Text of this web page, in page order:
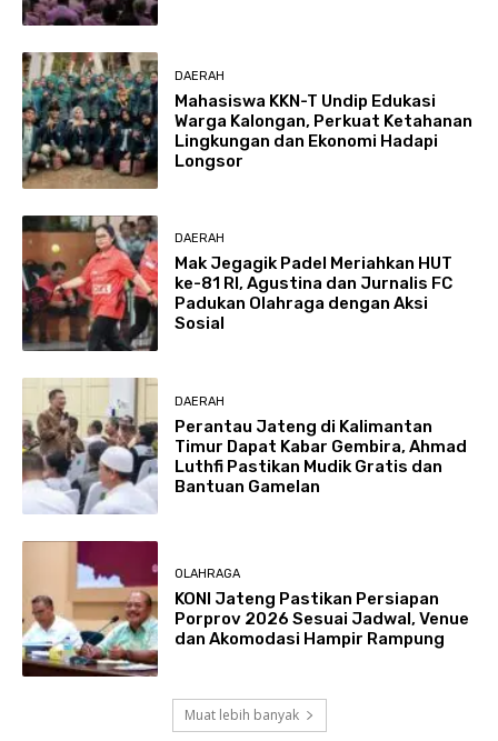
DAERAH
Mahasiswa KKN-T Undip Edukasi
Warga Kalongan, Perkuat Ketahanan
Lingkungan dan Ekonomi Hadapi
Longsor
DAERAH
Mak Jegagik Padel Meriahkan HUT
ke-81 RI, Agustina dan Jurnalis FC
Padukan Olahraga dengan Aksi
Sosial
DAERAH
Perantau Jateng di Kalimantan
Timur Dapat Kabar Gembira, Ahmad
Luthfi Pastikan Mudik Gratis dan
Bantuan Gamelan
OLAHRAGA
KONI Jateng Pastikan Persiapan
Porprov 2026 Sesuai Jadwal, Venue
dan Akomodasi Hampir Rampung
Muat lebih banyak